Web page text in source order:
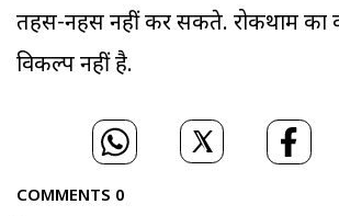
तहस-नहस नहीं कर सकते. रोकथाम का
विकल्प नहीं है.
COMMENTS 0